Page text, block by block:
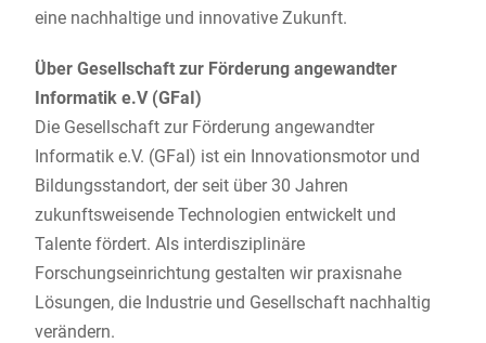
eine nachhaltige und innovative Zukunft.
Über Gesellschaft zur Förderung angewandter
Informatik e.V (GFaI)
Die Gesellschaft zur Förderung angewandter
Informatik e.V. (GFaI) ist ein Innovationsmotor und
Bildungsstandort, der seit über 30 Jahren
zukunftsweisende Technologien entwickelt und
Talente fördert. Als interdisziplinäre
Forschungseinrichtung gestalten wir praxisnahe
Lösungen, die Industrie und Gesellschaft nachhaltig
verändern.